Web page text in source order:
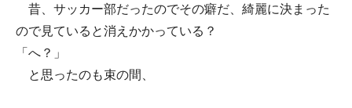
昔、サッカー部だったのでその癖だ、綺麗に決まった
ので見ていると消えかかっている？
「へ？」
と思ったのも束の間、